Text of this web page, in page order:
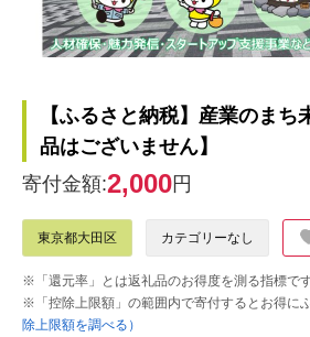
【ふるさと納税】産業のまち
品はございません】
寄付金額:2,000円
東京都大田区 カテゴリーなし
※「還元率」とは返礼品のお得度を測る指標で
※「控除上限額」の範囲内で寄付するとお得に
除上限額を調べる）